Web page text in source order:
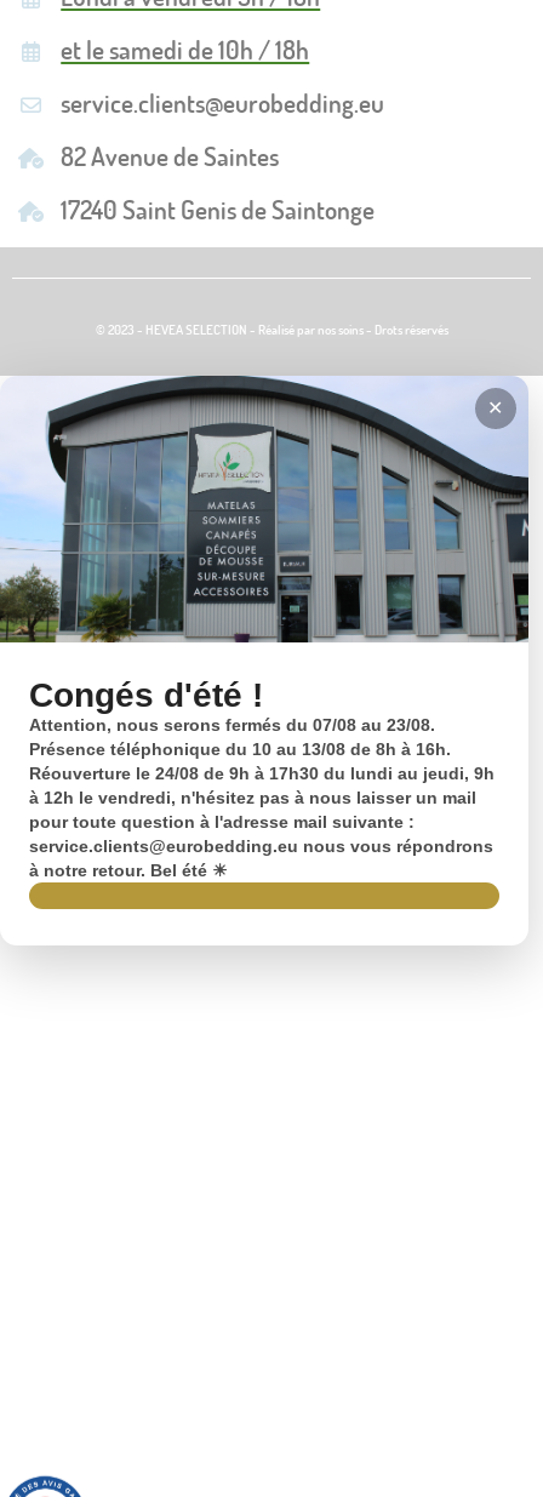
et le samedi de 10h / 18h
service.clients@eurobedding.eu
82 Avenue de Saintes
17240 Saint Genis de Saintonge
© 2023 - HEVEA SELECTION - Réalisé par nos soins - Drots réservés
Congés d'été !
Attention, nous serons fermés du 07/08 au 23/08.
Présence téléphonique du 10 au 13/08 de 8h à 16h.
Réouverture le 24/08 de 9h à 17h30 du lundi au jeudi, 9h
à 12h le vendredi, n'hésitez pas à nous laisser un mail
pour toute question à l'adresse mail suivante :
service.clients@eurobedding.eu nous vous répondrons
à notre retour. Bel été ☀
✕